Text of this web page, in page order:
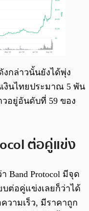
กล่าวนั้นยังได้พุ่ง
งินไทยประมาณ 5 พัน
อยู่อันดับที่ 59 ของ
ต่อคู่แข่ง
Band Protocol มีจุด
บต่อคู่แข่งเลยก็ว่าได้
วามเร็ว, มีราคาถูก